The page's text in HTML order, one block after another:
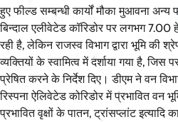
हुए फील्ड सम्बन्धी कार्यों मौका मुआवना अन्य
बिन्दाल एलीवेटेड कॉरिडोर पर लगभग 7.00
रही है, लेकिन राजस्व विभाग द्वारा भूमि की
व्यक्तियों के स्वामित्व में दर्शाया गया है,
प्रेषित करने के निर्देश दिए। डीएम ने वन
रिस्पना ऐलिवेटेड कोरिडोर में प्रभावित वन
प्रभावित वृक्षों के पातन, ट्रांसप्लांट इत्यादि